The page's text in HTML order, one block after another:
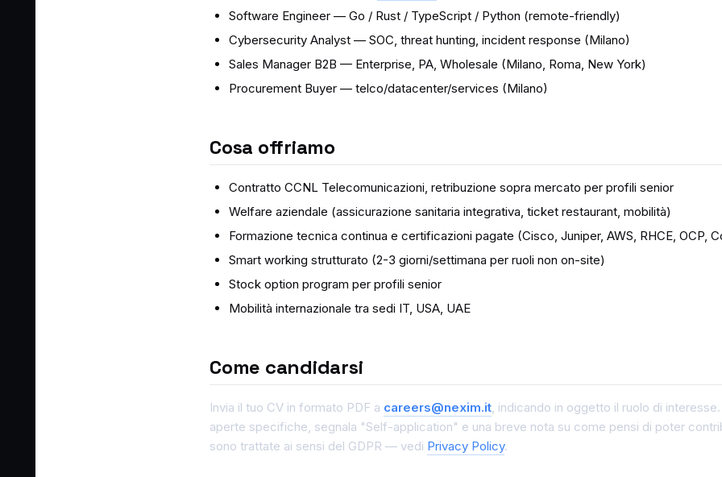
Software Engineer — Go / Rust / TypeScript / Python (remote-friendly)
Cybersecurity Analyst — SOC, threat hunting, incident response (Milano)
Sales Manager B2B — Enterprise, PA, Wholesale (Milano, Roma, New York)
Procurement Buyer — telco/datacenter/services (Milano)
Cosa offriamo
Contratto CCNL Telecomunicazioni, retribuzione sopra mercato per profili senior
Welfare aziendale (assicurazione sanitaria integrativa, ticket restaurant, mobilità)
Formazione tecnica continua e certificazioni pagate (Cisco, Juniper, AWS, RHCE, OCP,
Smart working strutturato (2-3 giorni/settimana per ruoli non on-site)
Stock option program per profili senior
Mobilità internazionale tra sedi IT, USA, UAE
Come candidarsi
Invia il tuo CV in formato PDF a careers@nexim.it, indicando in oggetto il ruolo di
aperte specifiche, segnala "Self-application" e una breve nota su come pensi di poter
sono trattate ai sensi del GDPR — vedi Privacy Policy.